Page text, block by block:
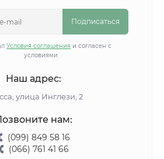
Подписаться
Условия соглашения и согласен с
условиями
Наш адрес:
улица Инглези, 2
нам:
(099) 849 58 16
(066) 761 41 66